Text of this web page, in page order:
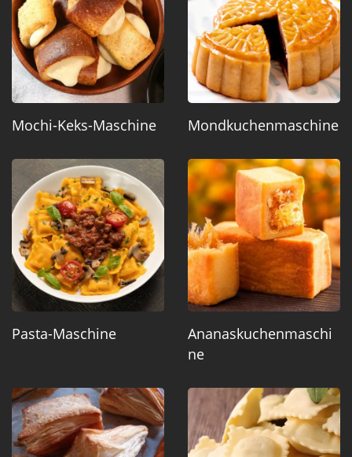
Mochi-Keks-Maschine Mondkuchenmaschine
Pasta-Maschine
Ananaskuchenmaschi
Ne